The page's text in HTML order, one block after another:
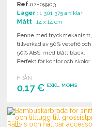
Ref.02-09903
Lager : 1 301 375 artiklar
Mått : 14 x 14 cm
Penne med tryckmekanism,
tillverkad av 50% vetefrö och
50% ABS, med blått bläck.
Perfekt för kontor och skolor.
FRÅN
0,17 € EXKL. MOMS
BESTÄLL
Begär offert